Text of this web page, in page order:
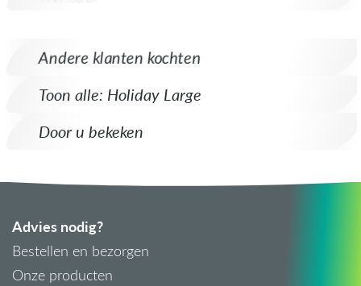
Andere klanten kochten
Toon alle: Holiday Large
Door u bekeken
Advies nodig?
Bestellen en bezorgen
Onze producten